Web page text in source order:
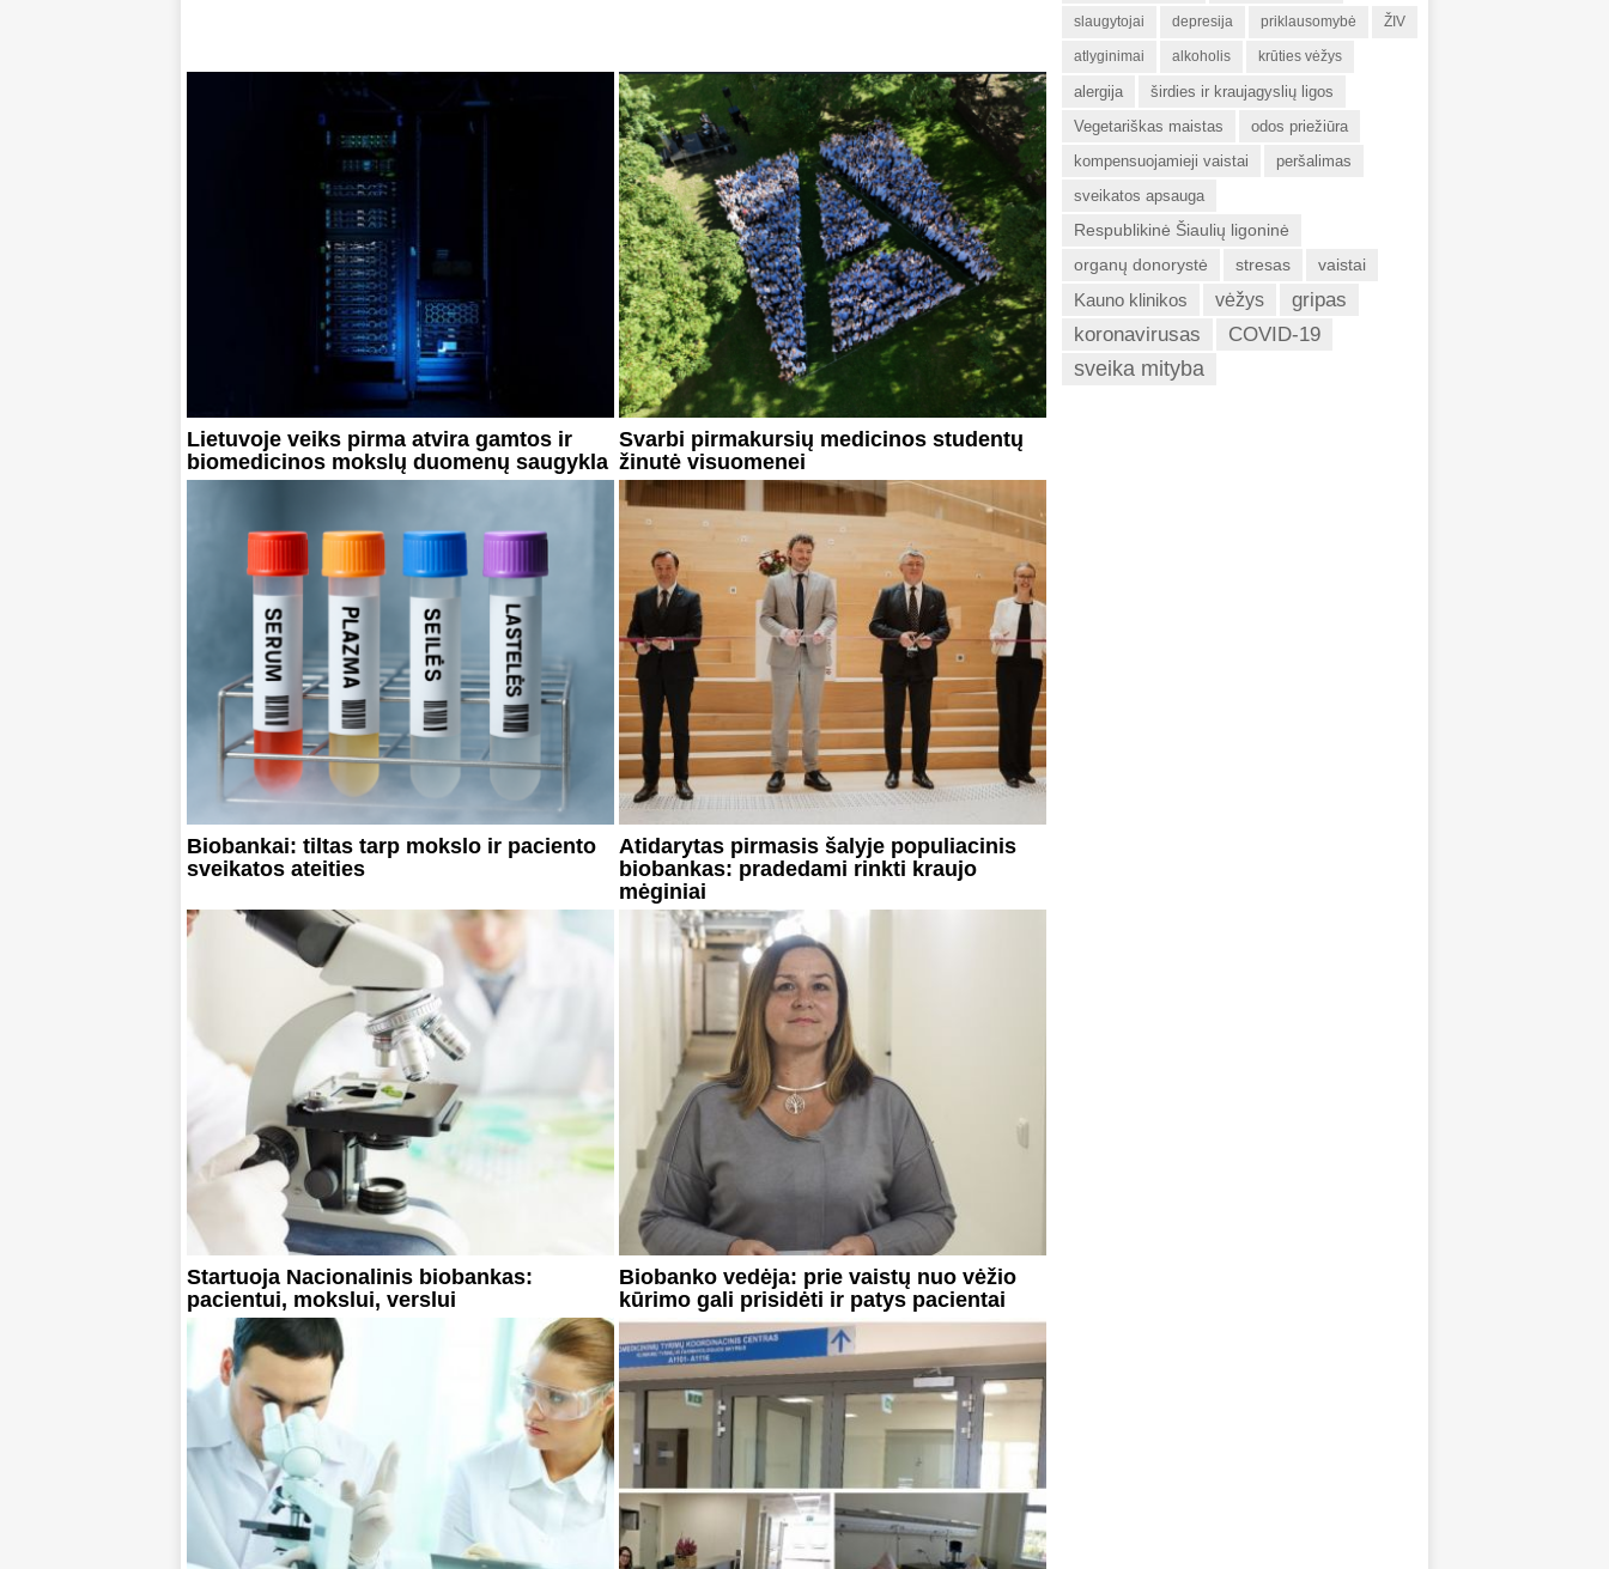
Lietuvoje veiks pirma atvira gamtos ir
biomedicinos mokslų duomenų saugykla
Svarbi pirmakursių medicinos studentų
žinutė visuomenei
Biobankai: tiltas tarp mokslo ir paciento
sveikatos ateities
Atidarytas pirmasis šalyje populiacinis
biobankas: pradedami rinkti kraujo
mėginiai
Startuoja Nacionalinis biobankas:
pacientui, mokslui, verslui
Biobanko vedėja: prie vaistų nuo vėžio
kūrimo gali prisidėti ir patys pacientai
slaugytojai depresija priklausomybė ŽIV
atlyginimai alkoholis krūties vėžys
alergija
širdies ir kraujagyslių ligos
Vegetariškas maistas
odos priežiūra
kompensuojamieji vaistai
peršalimas
sveikatos apsauga
Respublikinė Šiaulių ligoninė
organų donorystė
stresas vaistai
Kauno klinikos vėžys
gripas
koronavirusas
COVID-19
sveika mityba